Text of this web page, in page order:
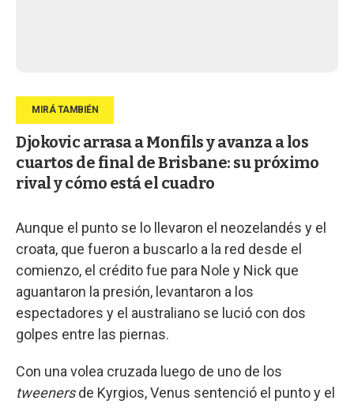
Djokovic arrasa a Monfils y avanza a los
cuartos de final de Brisbane: su próximo
rival y cómo está el cuadro
Aunque el punto se lo llevaron el neozelandés y el
croata, que fueron a buscarlo a la red desde el
comienzo, el crédito fue para Nole y Nick que
aguantaron la presión, levantaron a los
espectadores y el australiano se lució con dos
golpes entre las piernas.
Con una volea cruzada luego de uno de los
tweenersde Kyrgios, Venus sentenció el punto y el